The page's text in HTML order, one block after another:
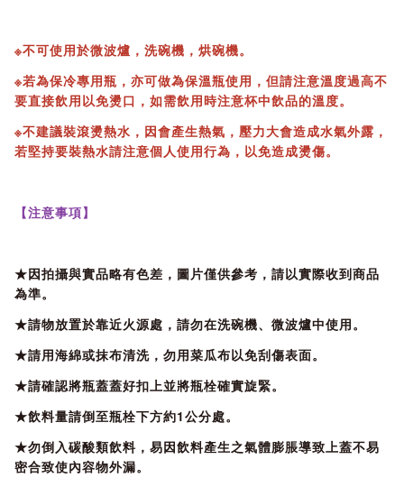
※不可使用於微波爐，洗碗機，烘碗機。
※若為保冷專用瓶，亦可做為保溫瓶使用，但請注意溫度過高不
要直接飲用以免燙口，如需飲用時注意杯中飲品的溫度。
※不建議裝滾燙熱水，因會產生熱氣，壓力大會造成水氣外露，
若堅持要裝熱水請注意個人使用行為，以免造成燙傷。
【注意事項】
★因拍攝與實品略有色差，圖片僅供參考，請以實際收到商品
為準。
★請物放置於靠近火源處，請勿在洗碗機、微波爐中使用。
★請用海綿或抹布清洗，勿用菜瓜布以免刮傷表面。
★請確認將瓶蓋蓋好扣上並將瓶栓確實旋緊。
★飲料量請倒至瓶栓下方約1公分處。
★勿倒入碳酸類飲料，易因飲料產生之氣體膨脹導致上蓋不易
密合致使內容物外漏。